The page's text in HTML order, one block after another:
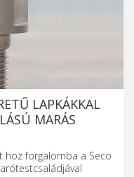
LAPKÁKKAL
MARÁS
hoz forgalomba a Seco